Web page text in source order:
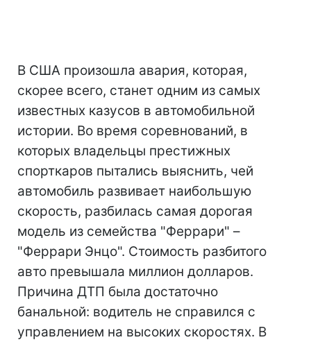
В США произошла авария, которая,
скорее всего, станет одним из самых
известных казусов в автомобильной
истории. Во время соревнований, в
которых владельцы престижных
спорткаров пытались выяснить, чей
автомобиль развивает наибольшую
скорость, разбилась самая дорогая
модель из семейства "Феррари" –
"Феррари Энцо". Стоимость разбитого
авто превышала миллион долларов.
Причина ДТП была достаточно
банальной: водитель не справился с
управлением на высоких скоростях. В